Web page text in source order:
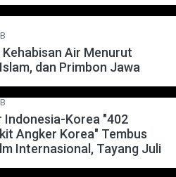
Air Menurut
dan Primbon Jawa
Indonesia-Korea "402
Angker Korea" Tembus
Internasional, Tayang Juli